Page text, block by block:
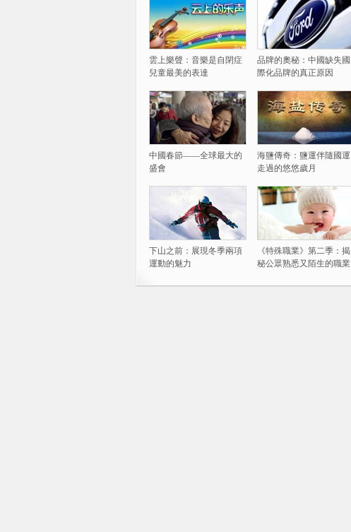
雲上樂聲：音樂是自閉症
兒童最美的表達
品牌的奧秘：中國缺失國
際化品牌的真正原因
中國春節——全球最大的
盛會
海鹽傳奇：鹽運伴隨國運
走過的悠悠歲月
下山之前：展現冬季兩項
運動的魅力
《特殊職業》第二季：揭
秘公眾熟悉又陌生的職業